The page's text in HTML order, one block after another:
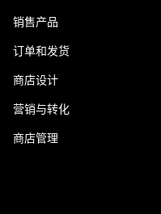
销售产品
订单和发货
商店设计
营销与转化
商店管理